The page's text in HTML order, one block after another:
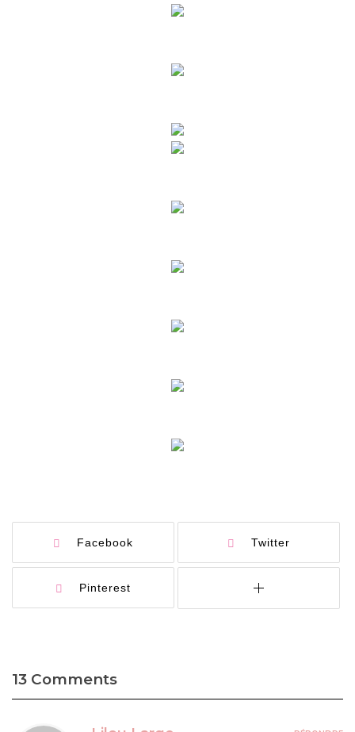
Facebook Twitter
Pinterest
13 Comments